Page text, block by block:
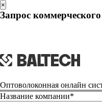
×
Запрос
Оптоволоконная онлайн
Название компании*